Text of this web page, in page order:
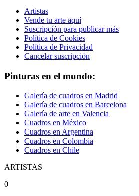
Artistas
Vende tu arte aquí
Suscripción para publicar más
Política de Cookies
Política de Privacidad
Cancelar suscripción
Pinturas en el mundo:
Galería de cuadros en Madrid
Galería de cuadros en Barcelona
Galería de arte en Valencia
Cuadros en México
Cuadros en Argentina
Cuadros en Colombia
Cuadros en Chile
ARTISTAS
0